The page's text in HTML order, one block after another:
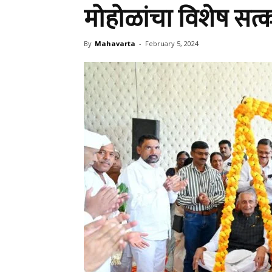
मोहोळांचा विशेष
By Mahavarta - February 5, 2024